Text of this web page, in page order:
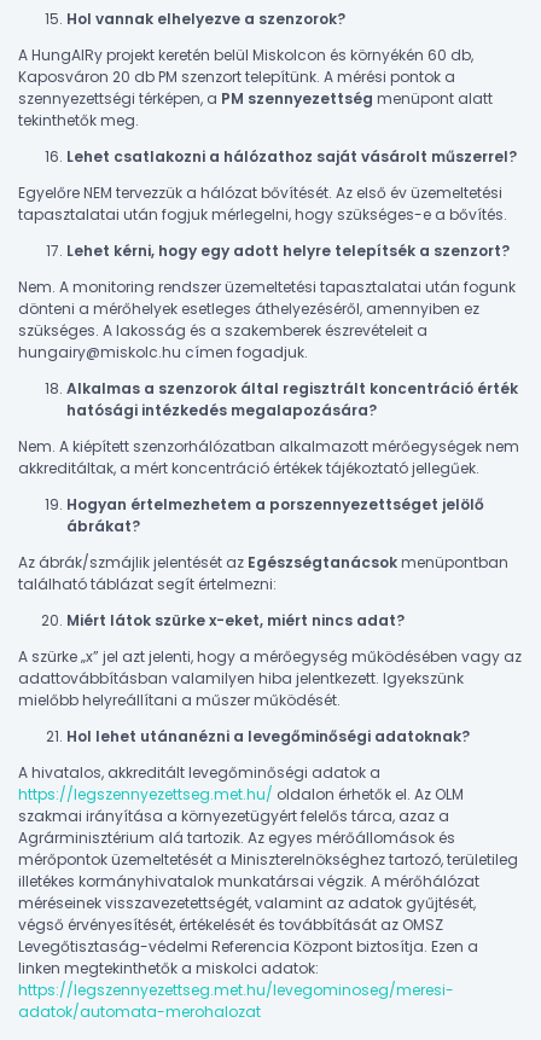
Hol vannak elhelyezve a szenzorok?
A HungAIRy projekt keretén belül Miskolcon és környékén 60 db,
Kaposváron 20 db PM szenzort telepítünk. A mérési pontok a
szennyezettségi térképen, a PM szennyezettség menüpont alatt
tekinthetők meg.
Lehet csatlakozni a hálózathoz saját vásárolt műszerrel?
Egyelőre NEM tervezzük a hálózat bővítését. Az első év üzemeltetési
tapasztalatai után fogjuk mérlegelni, hogy szükséges-e a bővítés.
Lehet kérni, hogy egy adott helyre telepítsék a szenzort?
Nem. A monitoring rendszer üzemeltetési tapasztalatai után fogunk
dönteni a mérőhelyek esetleges áthelyezéséről, amennyiben ez
szükséges. A lakosság és a szakemberek észrevételeit a
hungairy@miskolc.hu címen fogadjuk.
Alkalmas a szenzorok által regisztrált koncentráció érték
hatósági intézkedés megalapozására?
Nem. A kiépített szenzorhálózatban alkalmazott mérőegységek nem
akkreditáltak, a mért koncentráció értékek tájékoztató jellegűek.
Hogyan értelmezhetem a porszennyezettséget jelölő
ábrákat?
Az ábrák/szmájlik jelentését az Egészségtanácsokmenüpontban
található táblázat segít értelmezni:
Miért látok szürke x-eket, miért nincs adat?
A szürke „x” jel azt jelenti, hogy a mérőegység működésében vagy az
adattovábbításban valamilyen hiba jelentkezett. Igyekszünk
mielőbb helyreállítani a műszer működését.
Hol lehet utánanézni a levegőminőségi adatoknak?
A hivatalos, akkreditált levegőminőségi adatok a
https://legszennyezettseg.met.hu/ oldalon érhetők el. Az OLM
szakmai irányítása a környezetügyért felelős tárca, azaz a
Agrárminisztérium alá tartozik. Az egyes mérőállomások és
mérőpontok üzemeltetését a Miniszterelnökséghez tartozó, területileg
illetékes kormányhivatalok munkatársai végzik. A mérőhálózat
méréseinek visszavezetettségét, valamint az adatok gyűjtését,
végső érvényesítését, értékelését és továbbítását az OMSZ
Levegőtisztaság-védelmi Referencia Központ biztosítja. Ezen a
linken megtekinthetők a miskolci adatok:
https://legszennyezettseg.met.hu/levegominoseg/meresi-
adatok/automata-merohalozat